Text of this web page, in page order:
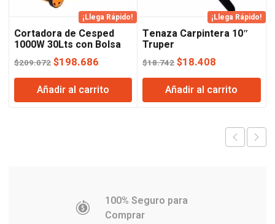
¡Llega Rápido!
Cortadora de Cesped
1000W 30Lts con Bolsa
Lusqtoff
$209.072 El
precio
original
era:
$198.686
precio
actual
es:
Añadir al carrito
¡Llega Rápido!
Tenaza Carpintera 10″
Truper
$18.742El
precio
original
era:
$18.408
precio
actual
es:
Añadir al carrito
100% Seguro para
Comprar